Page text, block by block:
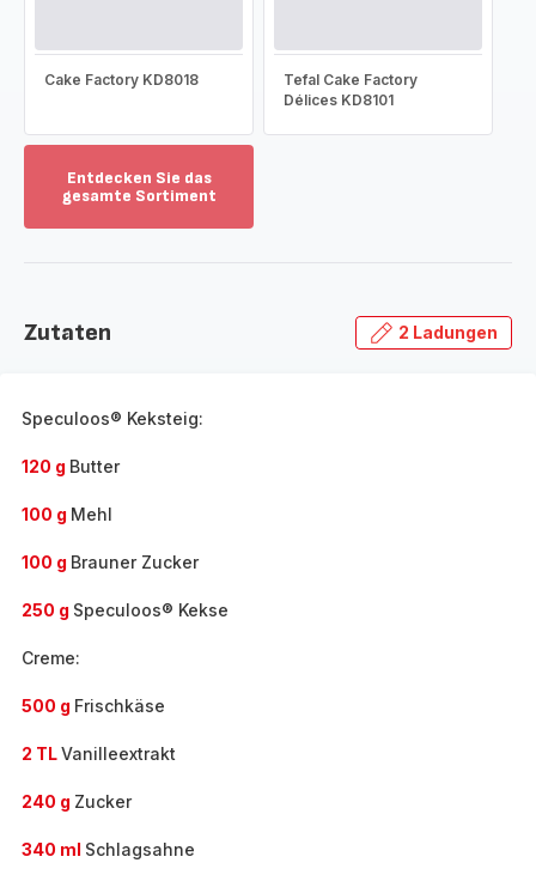
Cake Factory KD8018
Tefal Cake Factory
Délices KD8101
Entdecken Sie das
gesamte Sortiment
das
Zutaten 2 Ladungen
Speculoos® Keksteig:
120 g Butter
100 g Mehl
100 g Brauner Zucker
250 g Speculoos® Kekse
Creme:
500 g Frischkäse
2 TLVanilleextrakt
240 g Zucker
340 ml Schlagsahne